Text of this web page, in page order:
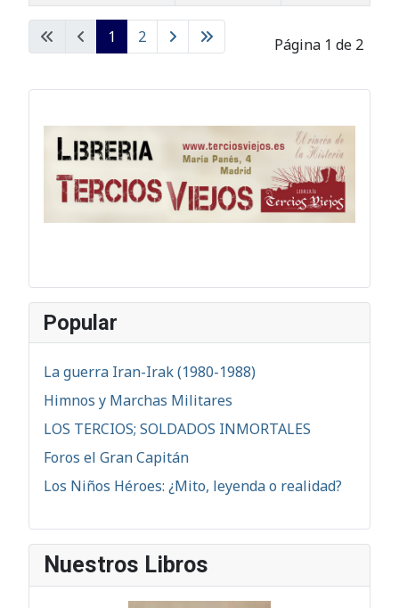
Artículos
Página 1 de 2
1 2
Popular
La guerra Iran-Irak (1980-1988)
Himnos y Marchas Militares
LOS TERCIOS; SOLDADOS INMORTALES
Foros el Gran Capitán
Los Niños Héroes: ¿Mito, leyenda o realidad?
Nuestros Libros